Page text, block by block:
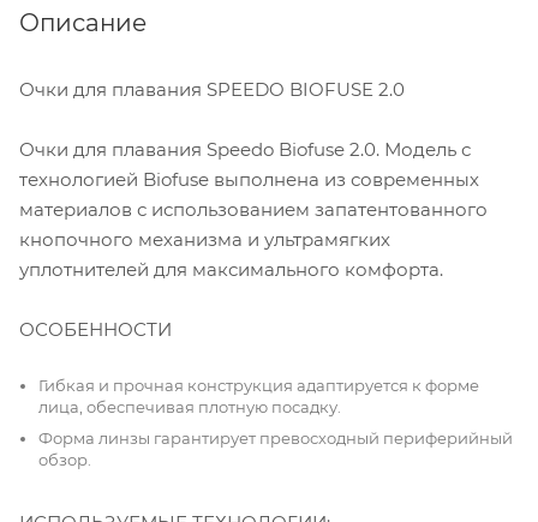
Описание
Очки для плавания SPEEDO BIOFUSE 2.0
Очки для плавания Speedo Biofuse 2.0. Модель с
технологией Biofuse выполнена из современных
материалов с использованием запатентованного
кнопочного механизма и ультрамягких
уплотнителей для максимального комфорта.
ОСОБЕННОСТИ
Гибкая и прочная конструкция адаптируется к форме
лица, обеспечивая плотную посадку.
Форма линзы гарантирует превосходный периферийный
обзор.